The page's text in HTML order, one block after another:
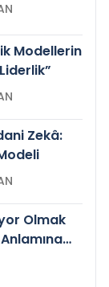
Modellerin
Zekâ:
Olmak